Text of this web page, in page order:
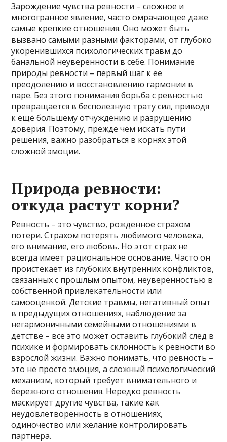
Зарождение чувства ревности – сложное и
многогранное явление, часто омрачающее даже
самые крепкие отношения. Оно может быть
вызвано самыми разными факторами, от глубоко
укоренившихся психологических травм до
банальной неуверенности в себе. Понимание
природы ревности – первый шаг к ее
преодолению и восстановлению гармонии в
паре. Без этого понимания борьба с ревностью
превращается в бесполезную трату сил, приводя
к ещё большему отчуждению и разрушению
доверия. Поэтому, прежде чем искать пути
решения, важно разобраться в корнях этой
сложной эмоции.
Природа ревности:
откуда растут корни?
Ревность – это чувство, рожденное страхом
потери. Страхом потерять любимого человека,
его внимание, его любовь. Но этот страх не
всегда имеет рациональное основание. Часто он
проистекает из глубоких внутренних конфликтов,
связанных с прошлым опытом, неуверенностью в
собственной привлекательности или
самооценкой. Детские травмы, негативный опыт
в предыдущих отношениях, наблюдение за
негармоничными семейными отношениями в
детстве – все это может оставить глубокий след в
психике и формировать склонность к ревности во
взрослой жизни. Важно понимать, что ревность –
это не просто эмоция, а сложный психологический
механизм, который требует внимательного и
бережного отношения. Нередко ревность
маскирует другие чувства, такие как
неудовлетворенность в отношениях,
одиночество или желание контролировать
партнера.